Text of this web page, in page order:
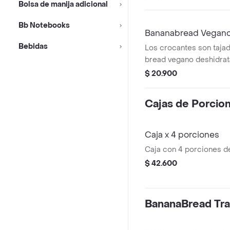
Bolsa de manija adicional
Bb Notebooks
Bebidas
chocolate o frutos
Bananabread
Los crocantes son
bread vegano
los crocantes veganos
aceite de coco, linaza,
$ 20.900
Cajas de
Caja x 4 porciones
Caja con 4 porciones
$ 42.600
BananaBread